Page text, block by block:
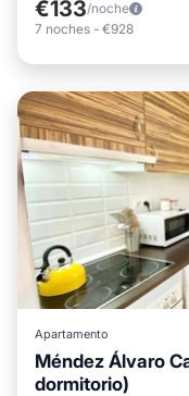
€133/noche
7 noches - €928
Apartamento
Méndez Álvaro
dormitorio)